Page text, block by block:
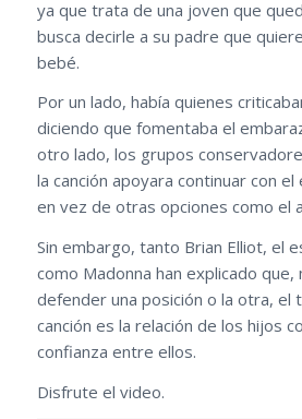
ya que trata de una joven que
busca decirle a su padre que
bebé.
Por un lado, había quienes
diciendo que fomentaba el
otro lado, los grupos
la canción apoyara continuar con
en vez de otras opciones como el
Sin embargo, tanto Brian Elliot, el
como Madonna han explicado que,
defender una posición o la otra, el
canción es la relación de los hijos
confianza entre ellos.
Disfrute el video.